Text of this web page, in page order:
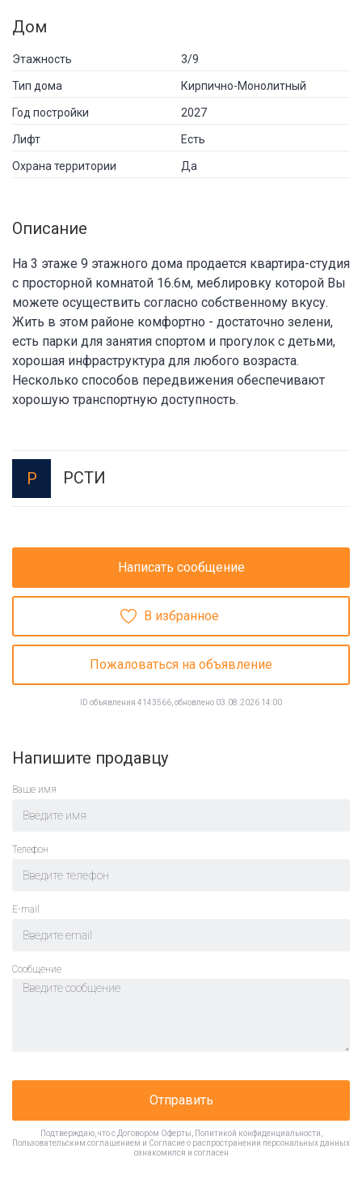
Дом
Этажность 3/9
Тип дома Кирпично-Монолитный
Год постройки 2027
Лифт Есть
Охрана территории Да
Описание
На 3 этаже 9 этажного дома продается квартира-студия
с просторной комнатой 16.6м, меблировку которой Вы
можете осуществить согласно собственному вкусу.
Жить в этом районе комфортно - достаточно зелени,
есть парки для занятия спортом и прогулок с детьми,
хорошая инфраструктура для любого возраста.
Несколько способов передвижения обеспечивают
хорошую транспортную доступность.
Р РСТИ
Написать сообщение
В избранное
Пожаловаться на объявление
ID объявления 4143566, обновлено 03.08.2026 14:00
Напишите продавцу
Ваше имя
Телефон
E-mail
Cообщение
Отправить
Подтверждаю, что с Договором Оферты Политикой конфиденциальности
Пользовательским соглашением и Согласие о распространении персональных данных
ознакомился и согласен